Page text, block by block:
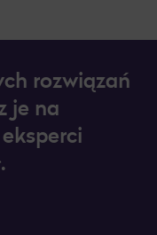
rozwiązań
je na